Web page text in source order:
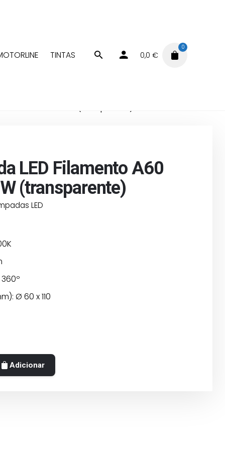
TINTAS 0,0€
0
LED Filamento A60
(transparente)
LED
Ø 60 x 110
Adicionar